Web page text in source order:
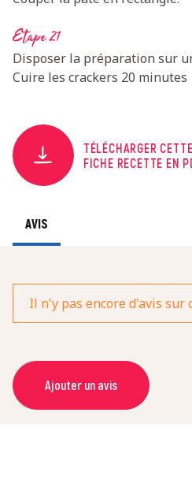
Etape 21
Disposer la préparation sur
Cuire les crackers 20 minutes
TÉLÉCHARGER CETTE
FICHE RECETTE EN
AVIS
Il n'y pas encore d'avis sur
Ajouter un avis
NOM *